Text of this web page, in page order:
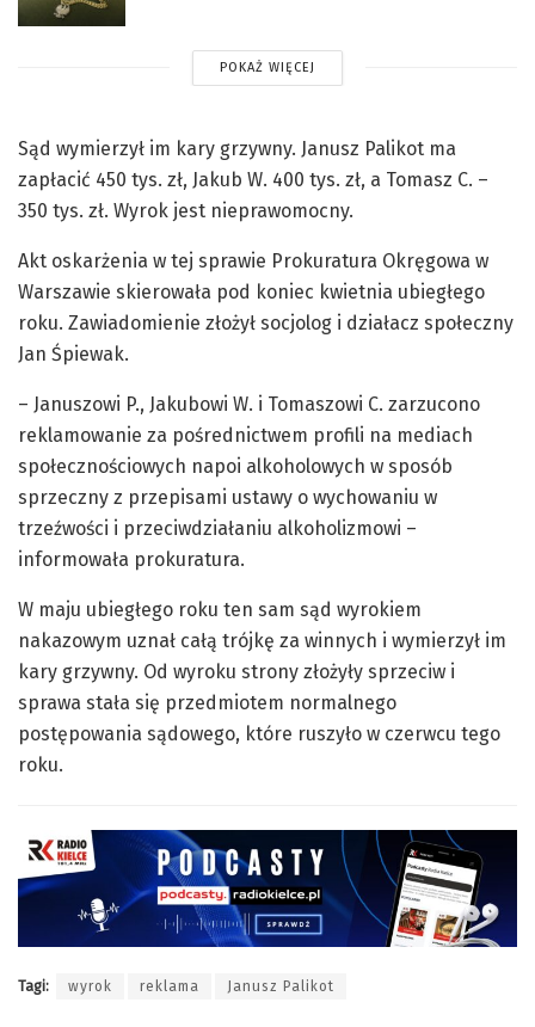
POKAŻ WIĘCEJ
Sąd wymierzył im kary grzywny. Janusz Palikot ma
zapłacić 450 tys. zł, Jakub W. 400 tys. zł, a Tomasz C. –
350 tys. zł. Wyrok jest nieprawomocny.
Akt oskarżenia w tej sprawie Prokuratura Okręgowa w
Warszawie skierowała pod koniec kwietnia ubiegłego
roku. Zawiadomienie złożył socjolog i działacz społeczny
Jan Śpiewak.
– Januszowi P., Jakubowi W. i Tomaszowi C. zarzucono
reklamowanie za pośrednictwem profili na mediach
społecznościowych napoi alkoholowych w sposób
sprzeczny z przepisami ustawy o wychowaniu w
trzeźwości i przeciwdziałaniu alkoholizmowi –
informowała prokuratura.
W maju ubiegłego roku ten sam sąd wyrokiem
nakazowym uznał całą trójkę za winnych i wymierzył im
kary grzywny. Od wyroku strony złożyły sprzeciw i
sprawa stała się przedmiotem normalnego
postępowania sądowego, które ruszyło w czerwcu tego
roku.
Tagi: wyrok reklama Janusz Palikot